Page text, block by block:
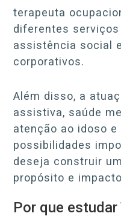
terapeuta
diferentes serviços
assistência social
corporativos.
Além disso, a
assistiva, saúde
atenção ao idoso
possibilidades
deseja construir
propósito e
Por que